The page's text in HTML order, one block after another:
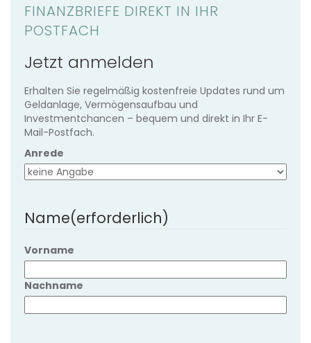
FINANZBRIEFE DIREKT IN IHR
POSTFACH
Jetzt anmelden
Erhalten Sie regelmäßig kostenfreie Updates rund um
Geldanlage, Vermögensaufbau und
Investmentchancen – bequem und direkt in Ihr E-
Mail-Postfach.
Anrede
Name(erforderlich)
Vorname
Nachname